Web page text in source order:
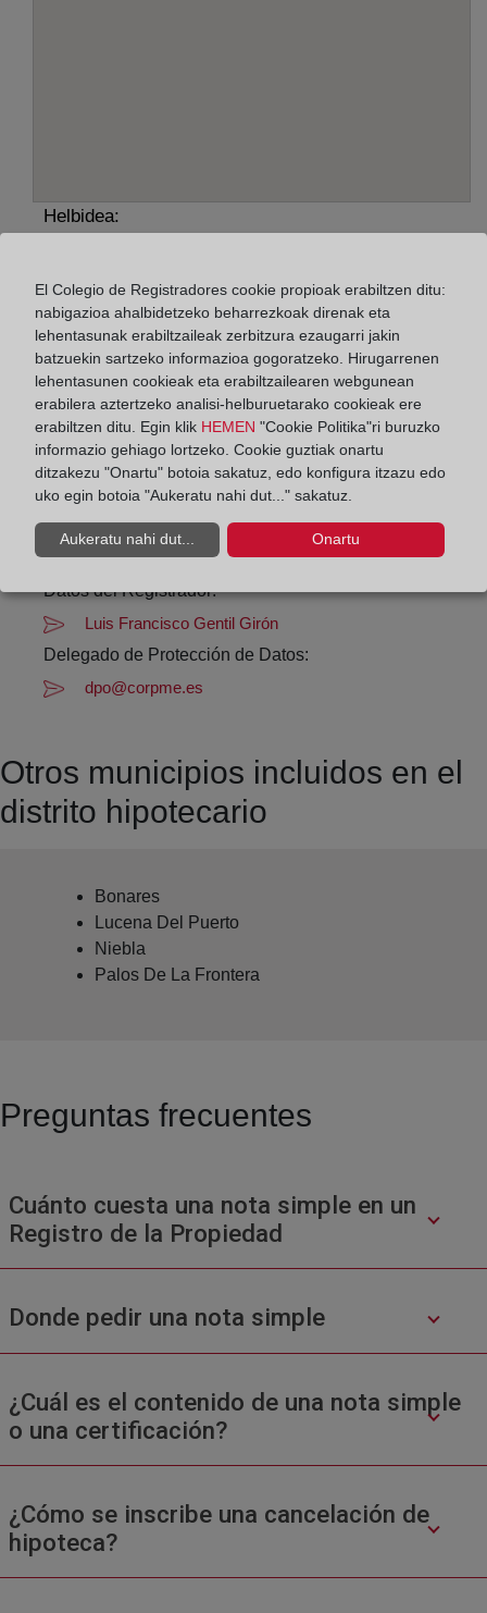
Helbidea:
Horario:
De lunes a viernes de 09:00 a 17:00 horas
Agosto: De lunes a viernes de 09:00 a 14:00 horas
Los días 24 y 31 de diciembre de 09:00 a 14:00
horas
Datos de contacto:
(959) 37 00 61
moguer@registrodelapropiedad.org
Datos del Registrador:
Luis Francisco Gentil Girón
Delegado de Protección de Datos:
dpo@corpme.es
Otros municipios incluidos en el
distrito hipotecario
Bonares
Lucena Del Puerto
Niebla
Palos De La Frontera
Preguntas frecuentes
Cuánto cuesta una nota simple en un
Registro de la Propiedad
Donde pedir una nota simple
¿Cuál es el contenido de una nota simple
o una certificación?
¿Cómo se inscribe una cancelación de
hipoteca?
El Colegio de Registradores cookie propioak erabiltzen ditu:
nabigazioa ahalbidetzeko beharrezkoak direnak eta
lehentasunak erabiltzaileak zerbitzura ezaugarri jakin
batzuekin sartzeko informazioa gogoratzeko. Hirugarrenen
lehentasunen cookieak eta erabiltzailearen webgunean
erabilera aztertzeko analisi-helburuetarako cookieak ere
erabiltzen ditu. Egin klik HEMEN "Cookie Politika"ri buruzko
informazio gehiago lortzeko. Cookie guztiak onartu
ditzakezu "Onartu" botoia sakatuz, edo konfigura itzazu edo
uko egin botoia "Aukeratu nahi dut..." sakatuz.
Aukeratu nahi dut... Onartu